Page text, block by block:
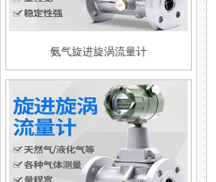
氨气旋进旋涡流量计